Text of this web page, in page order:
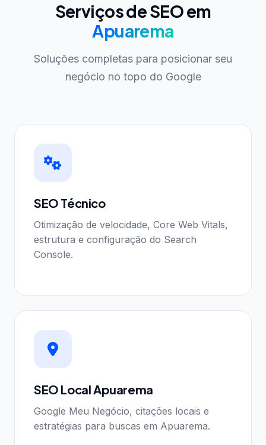
Serviços de SEO em
Apuarema
Soluções completas para posicionar seu
negócio no topo do Google
SEO Técnico
Otimização de velocidade, Core Web Vitals,
estrutura e configuração do Search
Console.
SEO Local Apuarema
Google Meu Negócio, citações locais e
estratégias para buscas em Apuarema.